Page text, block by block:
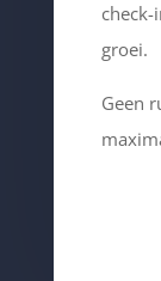
groei.
Geen